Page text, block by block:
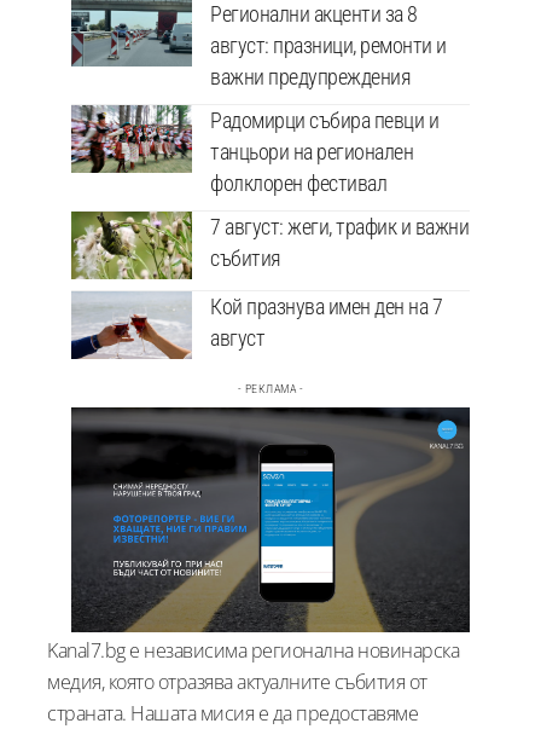
Регионални акценти за 8
август: празници, ремонти и
важни предупреждения
Радомирци събира певци и
танцьори на регионален
фолклорен фестивал
7 август: жеги, трафик и важни
събития
Кой празнува имен ден на 7
август
- РЕКЛАМА -
Kanal7.bg е независима регионална новинарска
медия, която отразява актуалните събития от
страната. Нашата мисия е да предоставяме